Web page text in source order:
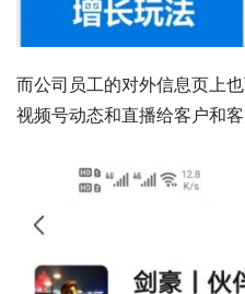
而公司员工的对外信息页上